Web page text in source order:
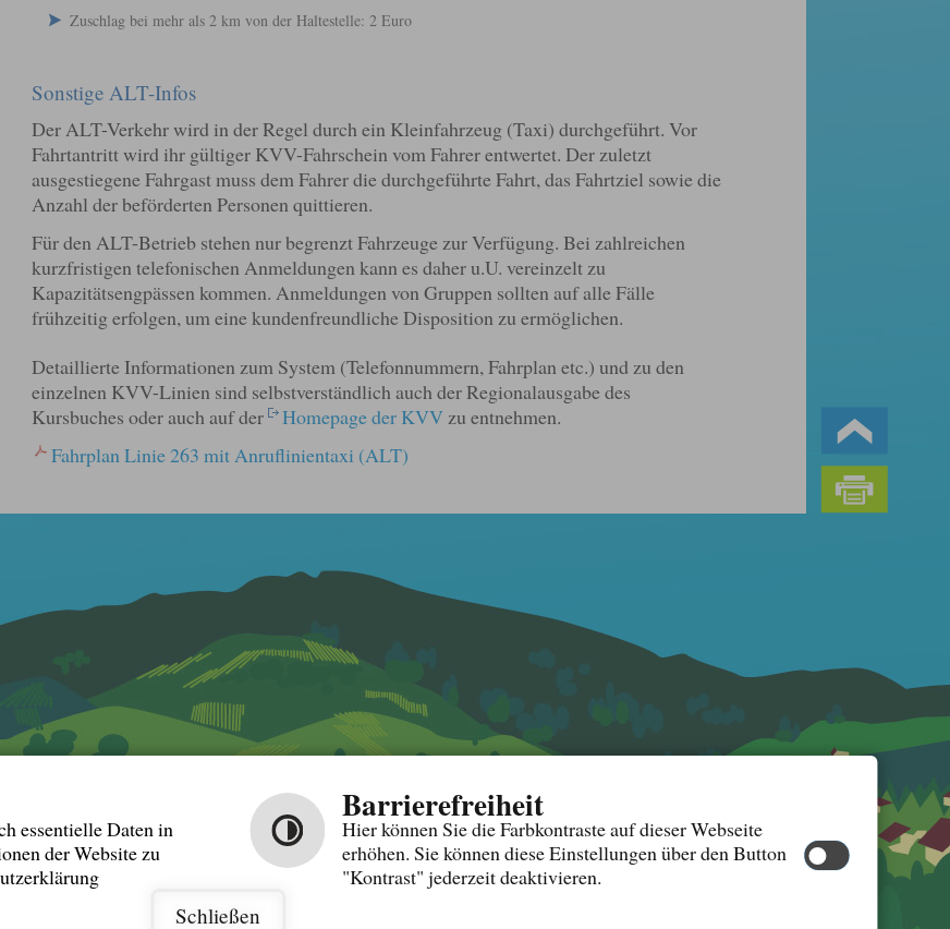
Zuschlag bei mehr als 2 km von der Haltestelle: 2 Euro
Sonstige ALT-Infos
Der ALT-Verkehr wird in der Regel durch ein Kleinfahrzeug (Taxi) durchgeführt. Vor
Fahrtantritt wird ihr gültiger KVV-Fahrschein vom Fahrer entwertet. Der zuletzt
ausgestiegene Fahrgast muss dem Fahrer die durchgeführte Fahrt, das Fahrtziel sowie die
Anzahl der beförderten Personen quittieren.
Für den ALT-Betrieb stehen nur begrenzt Fahrzeuge zur Verfügung. Bei zahlreichen
kurzfristigen telefonischen Anmeldungen kann es daher u.U. vereinzelt zu
Kapazitätsengpässen kommen. Anmeldungen von Gruppen sollten auf alle Fälle
frühzeitig erfolgen, um eine kundenfreundliche Disposition zu ermöglichen.
Detaillierte Informationen zum System (Telefonnummern, Fahrplan etc.) und zu den
einzelnen KVV-Linien sind selbstverständlich auch der Regionalausgabe des
Kursbuches oder auch auf der
Homepage der KVVzu entnehmen.
Fahrplan Linie 263 mit Anruflinientaxi (ALT)
essentielle Daten in
der Website zu
Barrierefreiheit
Hier können Sie die Farbkontraste auf dieser Webseite
erhöhen. Sie können diese Einstellungen über den Button
"Kontrast" jederzeit deaktivieren.
Schließen